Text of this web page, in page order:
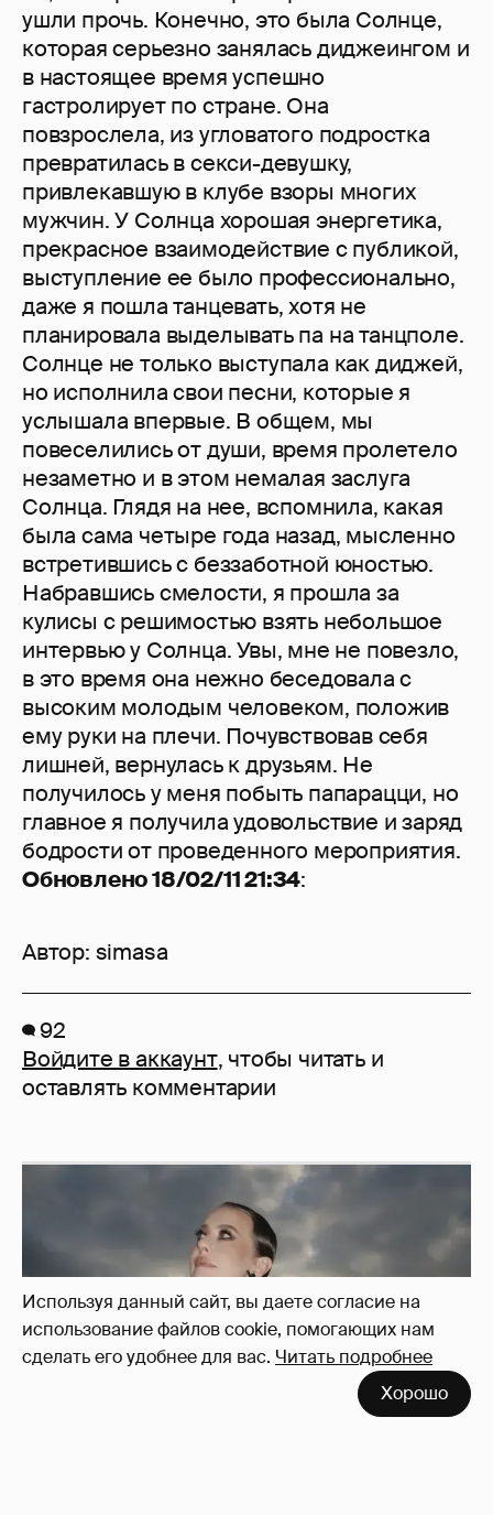
Используя данный сайт, вы даете согласие на
использование файлов cookie, помогающих нам
сделать его удобнее для вас. Читать подробнее
Хорошо
ушли прочь. Конечно, это была Солнце,
которая серьезно занялась диджеингом и
в настоящее время успешно
гастролирует по стране. Она
повзрослела, из угловатого подростка
превратилась в секси-девушку,
привлекавшую в клубе взоры многих
мужчин. У Солнца хорошая энергетика,
прекрасное взаимодействие с публикой,
выступление ее было профессионально,
даже я пошла танцевать, хотя не
планировала выделывать па на танцполе.
Солнце не только выступала как диджей,
но исполнила свои песни, которые я
услышала впервые. В общем, мы
повеселились от души, время пролетело
незаметно и в этом немалая заслуга
Солнца. Глядя на нее, вспомнила, какая
была сама четыре года назад, мысленно
встретившись с беззаботной юностью.
Набравшись смелости, я прошла за
кулисы с решимостью взять небольшое
интервью у Солнца. Увы, мне не повезло,
в это время она нежно беседовала с
высоким молодым человеком, положив
ему руки на плечи. Почувствовав себя
лишней, вернулась к друзьям. Не
получилось у меня побыть папарацци, но
главное я получила удовольствие и заряд
бодрости от проведенного мероприятия.
Обновлено 18/02/11 21:34:
Автор: simasa
92
Войдите в аккаунт, чтобы читать и
оставлять комментарии